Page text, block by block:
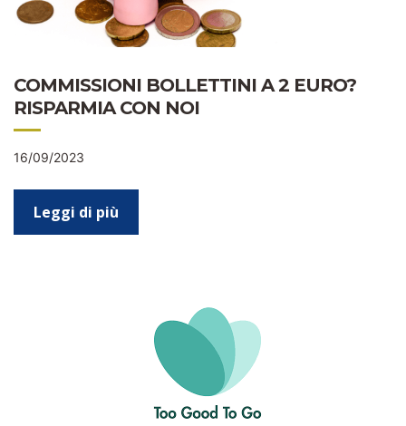
COMMISSIONI BOLLETTINI A 2 EURO?
RISPARMIA CON NOI
16/09/2023
Leggi di più